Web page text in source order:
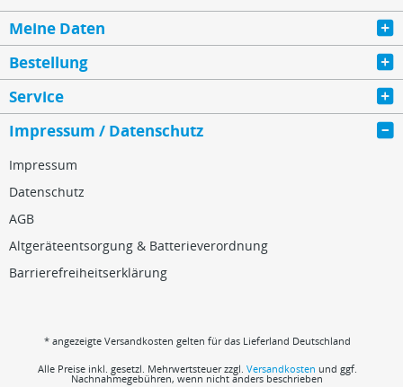
Meine Daten
Bestellung
Service
Impressum / Datenschutz
Impressum
Datenschutz
AGB
Altgeräteentsorgung & Batterieverordnung
Barrierefreiheitserklärung
* angezeigte Versandkosten gelten für das Lieferland Deutschland
Alle Preise inkl. gesetzl. Mehrwertsteuer zzgl. Versandkosten und ggf.
Nachnahmegebühren, wenn nicht anders beschrieben